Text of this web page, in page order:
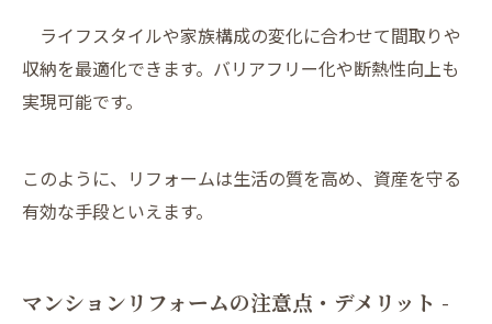
ライフスタイルや家族構成の変化に合わせて間取りや
収納を最適化できます。バリアフリー化や断熱性向上も
実現可能です。
このように、リフォームは生活の質を高め、資産を守る
有効な手段といえます。
マンションリフォームの注意点・デメリット -